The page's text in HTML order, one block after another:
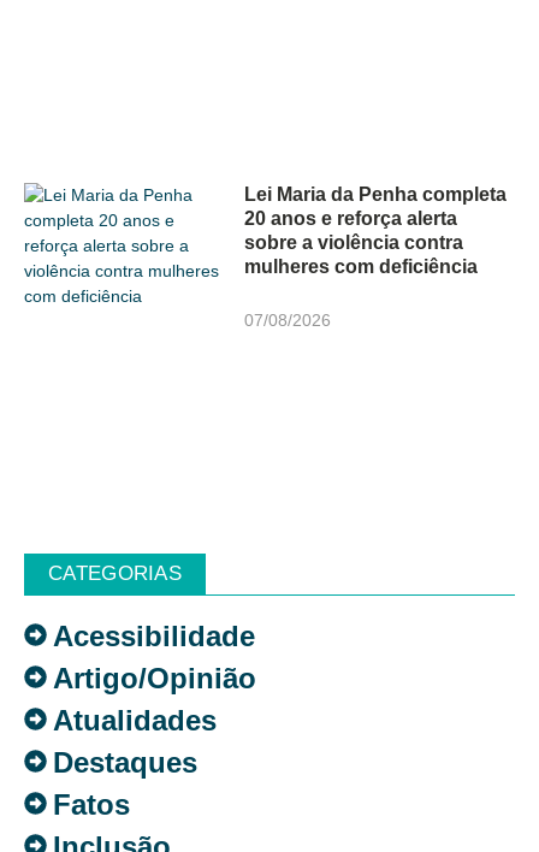
Lei Maria da Penha completa
20 anos e reforça alerta
sobre a violência contra
mulheres com deficiência
07/08/2026
CATEGORIAS
Acessibilidade
Artigo/Opinião
Atualidades
Destaques
Fatos